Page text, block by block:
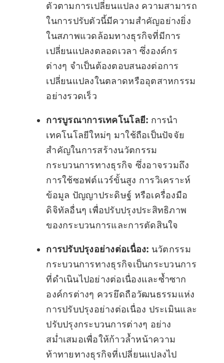
ตัวตามการเปลี่ยนแปลง ความสามารถ
ในการปรับตัวนี้มีความสำคัญอย่างยิ่ง
ในสภาพแวดล้อมทางธุรกิจที่มีการ
เปลี่ยนแปลงตลอดเวลา ซึ่งองค์กร
ต่างๆ จำเป็นต้องตอบสนองต่อการ
เปลี่ยนแปลงในตลาดหรืออุตสาหกรรม
อย่างรวดเร็ว
การบูรณาการเทคโนโลยี: การนำ
เทคโนโลยีใหม่ๆ มาใช้ถือเป็นปัจจัย
สำคัญในการสร้างนวัตกรรม
กระบวนการทางธุรกิจ ซึ่งอาจรวมถึง
การใช้ซอฟต์แวร์ขั้นสูง การวิเคราะห์
ข้อมูล ปัญญาประดิษฐ์ หรือเครื่องมือ
ดิจิทัลอื่นๆ เพื่อปรับปรุงประสิทธิภาพ
ของกระบวนการและการตัดสินใจ
การปรับปรุงอย่างต่อเนื่อง: นวัตกรรม
กระบวนการทางธุรกิจเป็นกระบวนการ
ที่ดำเนินไปอย่างต่อเนื่องและซ้ำซาก
องค์กรต่างๆ ควรยึดถือวัฒนธรรมแห่ง
การปรับปรุงอย่างต่อเนื่อง ประเมินและ
ปรับปรุงกระบวนการต่างๆ อย่าง
สม่ำเสมอเพื่อให้ก้าวล้ำหน้าความ
ท้าทายทางธุรกิจที่เปลี่ยนแปลงไป